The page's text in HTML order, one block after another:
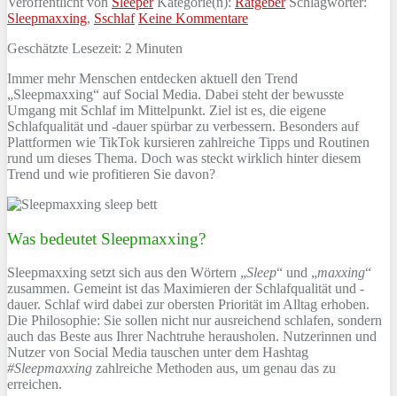
Sleepmaxxing, Sschlaf Keine Kommentare
Geschätzte Lesezeit: 2 Minuten
Immer mehr Menschen entdecken aktuell den Trend
„Sleepmaxxing“ auf Social Media. Dabei steht der bewusste
Umgang mit Schlaf im Mittelpunkt. Ziel ist es, die eigene
Schlafqualität und -dauer spürbar zu verbessern. Besonders auf
Plattformen wie TikTok kursieren zahlreiche Tipps und Routinen
rund um dieses Thema. Doch was steckt wirklich hinter diesem
Trend und wie profitieren Sie davon?
Was bedeutet Sleepmaxxing?
Sleepmaxxing setzt sich aus den Wörtern „Sleep“ und „maxxing“
zusammen. Gemeint ist das Maximieren der Schlafqualität und -
dauer. Schlaf wird dabei zur obersten Priorität im Alltag erhoben.
Die Philosophie: Sie sollen nicht nur ausreichend schlafen, sondern
auch das Beste aus Ihrer Nachtruhe herausholen. Nutzerinnen und
Nutzer von Social Media tauschen unter dem Hashtag
#Sleepmaxxing zahlreiche Methoden aus, um genau das zu
erreichen.